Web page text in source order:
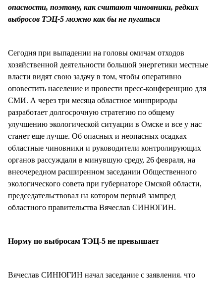
опасности, поэтому, как считают чиновники, редких
выбросов ТЭЦ-5 можно как бы не пугаться
Сегодня при выпадении на головы омичам отходов
хозяйственной деятельности большой энергетики местные
власти видят свою задачу в том, чтобы оперативно
оповестить население и провести пресс-конференцию для
СМИ. А через три месяца областное минприроды
разработает долгосрочную стратегию по общему
улучшению экологической ситуации в Омске и все у нас
станет еще лучше. Об опасных и неопасных осадках
областные чиновники и руководители контролирующих
органов рассуждали в минувшую среду, 26 февраля, на
внеочередном расширенном заседании Общественного
экологического совета при губернаторе Омской области,
председательствовал на котором первый зампред
областного правительства Вячеслав СИНЮГИН.
Норму по выбросам ТЭЦ-5 не превышает
Вячеслав СИНЮГИН начал заседание с заявления. что